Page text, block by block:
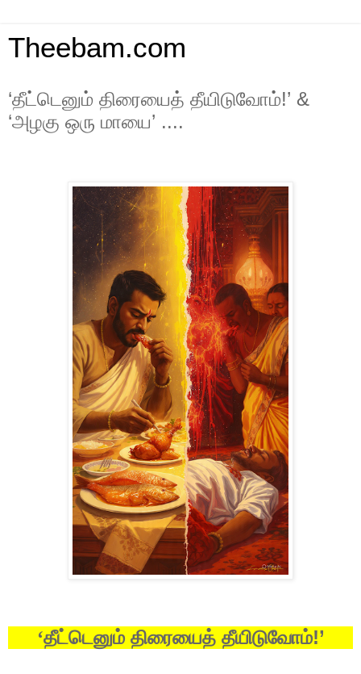
Theebam.com
‘தீட்டெனும் திரையைத் தீயிடுவோம்!’ &
‘அழகு ஒரு மாயை’ ....
‘தீட்டெனும் திரையைத் தீயிடுவோம்!’